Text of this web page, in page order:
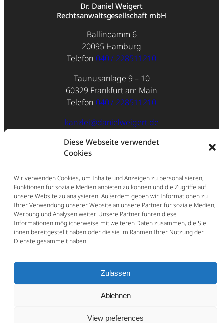
Diese Webseite verwendet
Cookies
Wir verwenden Cookies, um Inhalte und Anzeigen zu personalisieren,
Funktionen für soziale Medien anbieten zu können und die Zugriffe auf
unsere Website zu analysieren. Außerdem geben wir Informationen zu
Ihrer Verwendung unserer Website an unsere Partner für soziale Medien,
Werbung und Analysen weiter. Unsere Partner führen diese
Informationen möglicherweise mit weiteren Daten zusammen, die Sie
ihnen bereitgestellt haben oder die sie im Rahmen Ihrer Nutzung der
Dienste gesammelt haben.
Zulassen
Ablehnen
View preferences
Dr. Daniel Weigert
Rechtsanwaltsgesellschaft mbH
Ballindamm 6
20095 Hamburg
Telefon 040 / 228511210
Taunusanlage 9 – 10
60329 Frankfurt am Main
Telefon 040 / 228511210
kanzlei@danielweigert.de
Impressum
Datenschutz